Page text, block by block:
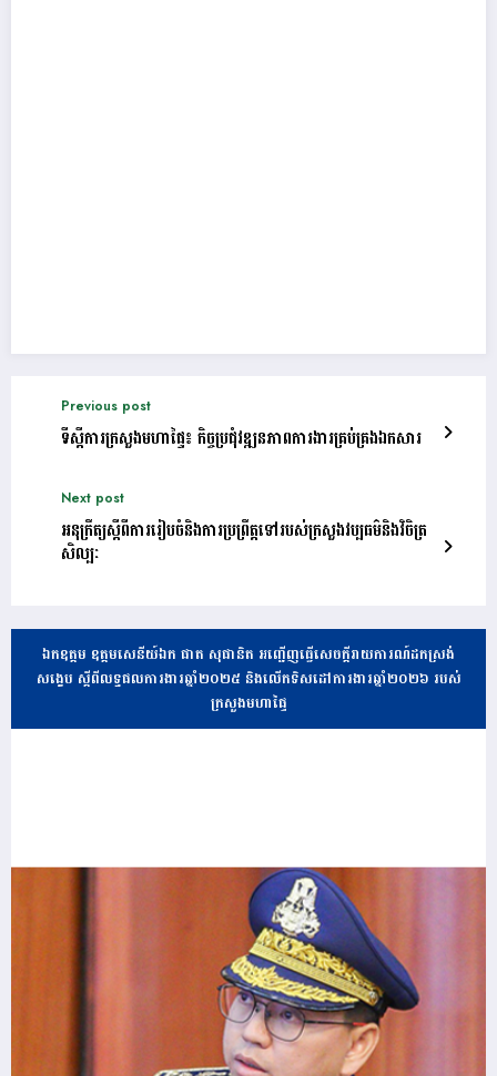
Previous post
ទីស្តីការក្រសួងមហាផ្ទៃ៖ កិច្ចប្រជុំវឌ្ឍនភាពការងារគ្រប់គ្រង​ឯកសារ
Next post
អនុក្រឹត្យស្តីពីការរៀបចំនិងការប្រព្រឹត្តទៅរបស់ក្រសួងវប្បធម៌និងវិចិត្រ
សិល្បៈ
ឯកឧត្តម ឧត្តមសេនីយ៍ឯក ផាត សុផានិត អញ្ជើញធ្វើសេចក្តីរាយការណ៍ដកស្រង់
សង្ខេប ស្តីពីលទ្ធផលការងារឆ្នាំ២០២៥ និងលើកទិសដៅការងារឆ្នាំ២០២៦ របស់
ក្រសួងមហាផ្ទៃ